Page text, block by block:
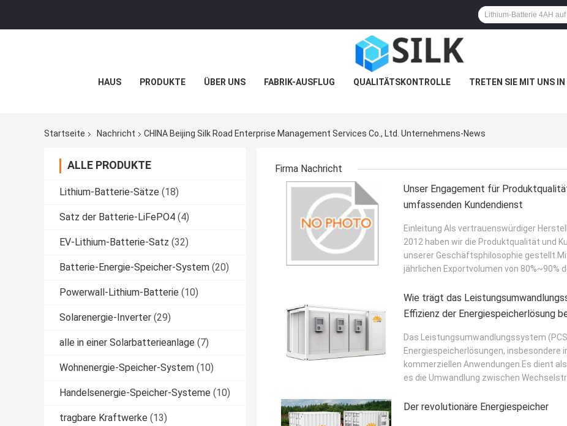
HAUS PRODUKTE ÜBER UNS FABRIK-AUSFLUG QUALITÄTSKONTROLLE TRETEN SIE MIT UNS IN
Startseite Nachricht CHINA Beijing Silk Road Enterprise Management Services Co., Ltd. Unternehmens-News
ALLE PRODUKTE
Lithium-Batterie-Sätze (18)
Satz der Batterie-LiFePO4 (4)
EV-Lithium-Batterie-Satz (32)
Batterie-Energie-Speicher-System (20)
Powerwall-Lithium-Batterie (10)
Solarenergie-Inverter (29)
alle in einer Solarbatterieanlage (7)
Wohnenergie-Speicher-System (10)
Handelsenergie-Speicher-Systeme (10)
tragbare Kraftwerke (13)
Firma Nachricht
Unser Engagement für
umfassenden Kundendienst
Einleitung Als vertrauenswürdiger
2012 haben wir die Produktqualität und
unserer Geschäftsphilosophie
jährlichen Exportvolumen von 80%~90%
Wie trägt das
Effizienz der Energiespeicherlösung
Das Leistungsumwandlungssystem
Energiespeicherlösungen,
kommerziellen Anwendungen.Es dient
es die Umwandlung zwischen
Der revolutionäre Energiespeicher